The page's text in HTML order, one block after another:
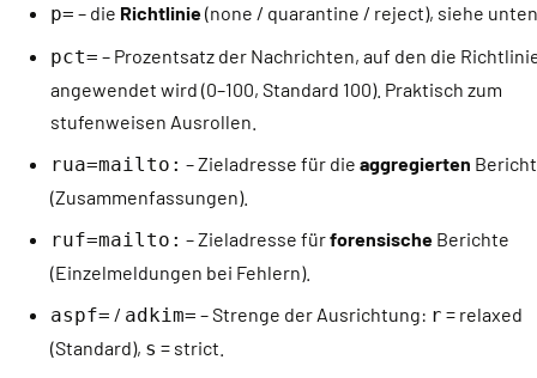
p= – die Richtlinie(none / quarantine / reject), siehe
pct= – Prozentsatz der Nachrichten, auf den die
angewendet wird (0–100, Standard 100). Praktisch zum
stufenweisen Ausrollen.
rua=mailto: – Zieladresse für dieaggregierten
(Zusammenfassungen).
ruf=mailto: – Zieladresse fürforensische Berichte
(Einzelmeldungen bei Fehlern).
aspf= / adkim= – Strenge der Ausrichtung: r = relaxed
(Standard), s = strict.